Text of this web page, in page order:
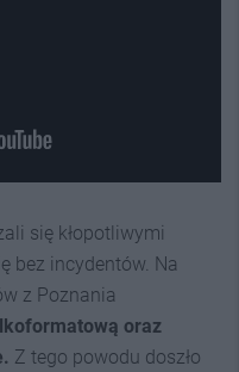
się kłopotliwymi
bez incydentów. Na
z Poznania
oraz
Z tego powodu doszło